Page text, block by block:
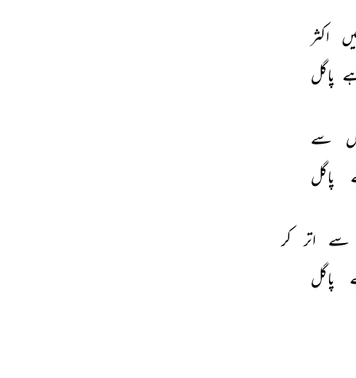
اکثر
پاگل
سے
پاگل
سے اتر کر
پاگل